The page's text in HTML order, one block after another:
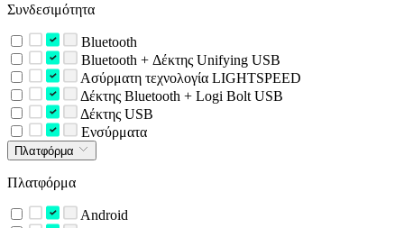
Συνδεσιμότητα
Bluetooth
Bluetooth + Δέκτης Unifying USB
Ασύρματη τεχνολογία LIGHTSPEED
Δέκτης Bluetooth + Logi Bolt USB
Δέκτης USB
Ενσύρματα
Πλατφόρμα
Πλατφόρμα
Android